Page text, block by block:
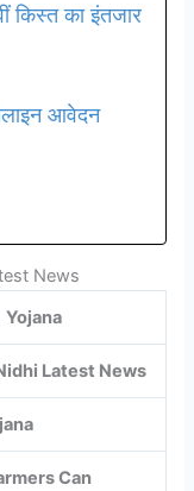
किस्त का इंतजार
आवेदन
News
Yojana
Latest News
Can